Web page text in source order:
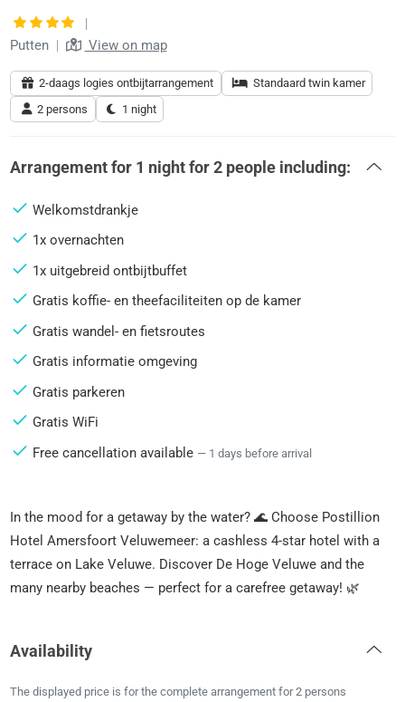
|
Putten | View on map
2-daags logies ontbijtarrangement
Standaard twin kamer
2 persons
1 night
Arrangement for 1 nightfor2 people including:
Welkomstdrankje
1x overnachten
1x uitgebreid ontbijtbuffet
Gratis koffie- en theefaciliteiten op de kamer
Gratis wandel- en fietsroutes
Gratis informatie omgeving
Gratis parkeren
Gratis WiFi
Free cancellation available — 1 days before arrival
In the mood for a getaway by the water? 🌊 Choose Postillion
Hotel Amersfoort Veluwemeer: a cashless 4-star hotel with a
terrace on Lake Veluwe. Discover De Hoge Veluwe and the
many nearby beaches — perfect for a carefree getaway! 🌿
Availability
The displayed price is for the complete arrangement for 2 persons